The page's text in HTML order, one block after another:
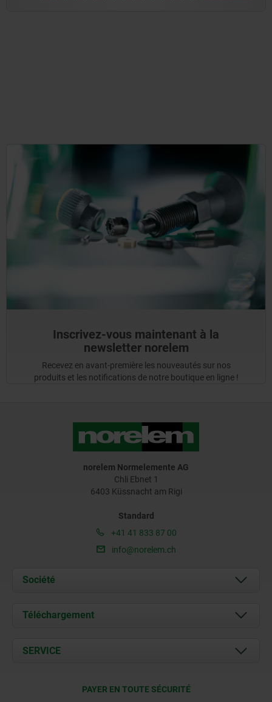
Inscrivez-vous maintenant à la
newsletter norelem
Recevez en avant-première les nouveautés sur nos
produits et les notifications de notre boutique en ligne !
norelem Normelemente AG
Chli Ebnet 1
6403 Küssnacht am Rigi
Standard
+41 41 833 87 00
info@norelem.ch
Société
À propos de nous
Contact
Téléchargement
Documents
SERVICE
PAYER EN TOUTE SÉCURITÉ